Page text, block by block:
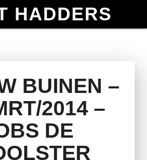
HADDERS
BUINEN –
2014 –
DE